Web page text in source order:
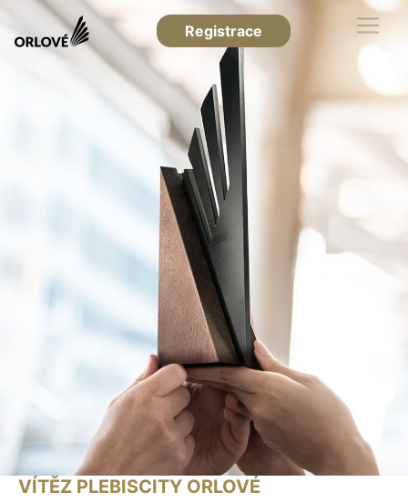
Registrace
VÍTĚZ PLEBISCITY ORLOVÉ